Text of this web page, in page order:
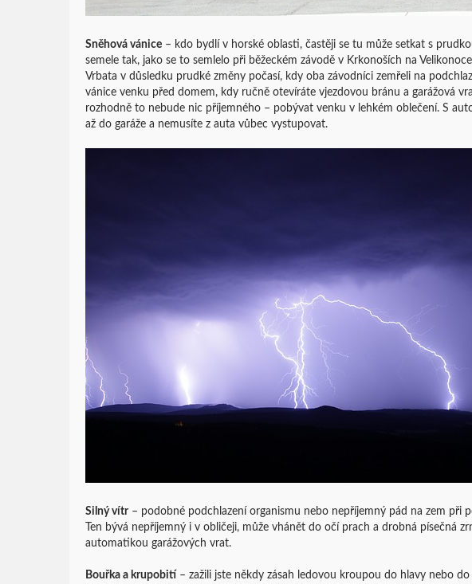
Sněhová vánice – kdo bydlí v horské oblasti, častěji se tu může setkat s
semele tak, jako se to semlelo při běžeckém závodě v Krkonoších na
Vrbata v důsledku prudké změny počasí, kdy oba závodníci zemřeli na
vánice venku před domem, kdy ručně otevíráte vjezdovou bránu a garážová
rozhodně to nebude nic příjemného – pobývat venku v lehkém oblečení. S
až do garáže a nemusíte z auta vůbec vystupovat.
Silný vítr– podobné podchlazení organismu nebo nepříjemný pád na zem při
Ten bývá nepříjemný i v obličeji, může vhánět do očí prach a drobná písečná
automatikou garážových vrat.
Bouřka a krupobití – zažili jste někdy zásah ledovou kroupou do hlavy nebo